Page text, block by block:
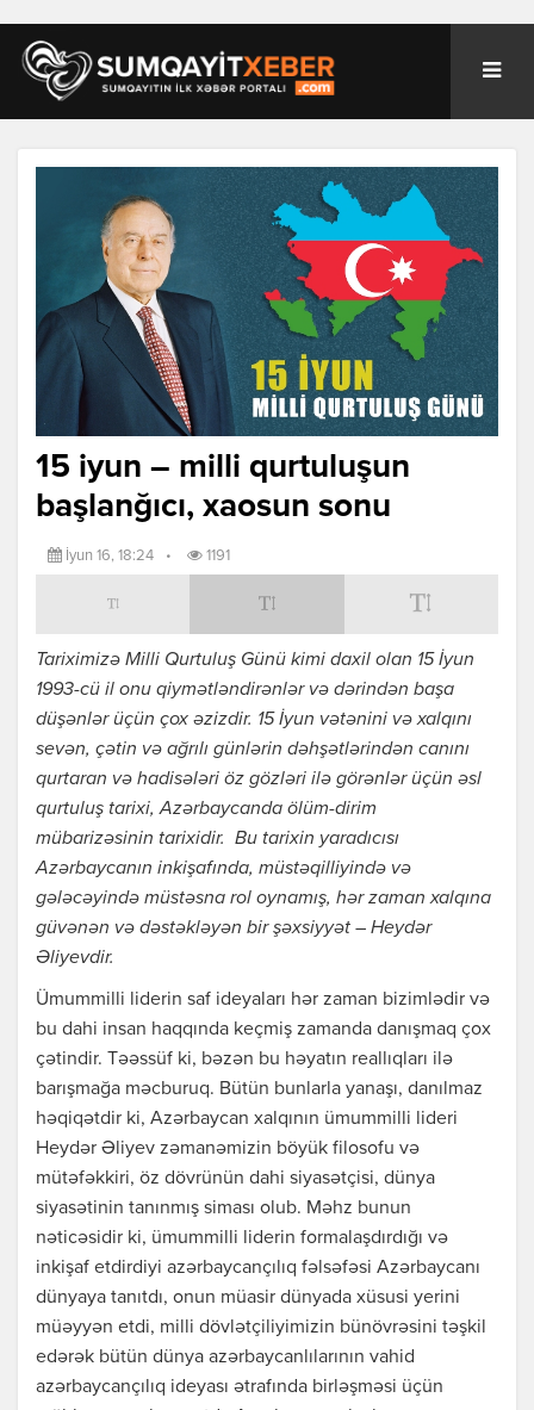
15 iyun – milli qurtuluşun
başlanğıcı, xaosun sonu
İyun 16, 18:24 • 1191
Tariximizə Milli Qurtuluş Günü kimi daxil olan 15 İyun
1993-cü il onu qiymətləndirənlər və dərindən başa
düşənlər üçün çox əzizdir. 15 İyun vətənini və xalqını
sevən, çətin və ağrılı günlərin dəhşətlərindən canını
qurtaran və hadisələri öz gözləri ilə görənlər üçün əsl
qurtuluş tarixi, Azərbaycanda ölüm-dirim
mübarizəsinin tarixidir. Bu tarixin yaradıcısı
Azərbaycanın inkişafında, müstəqilliyində və
gələcəyində müstəsna rol oynamış, hər zaman xalqına
güvənən və dəstəkləyən bir şəxsiyyət – Heydər
Əliyevdir.
Ümummilli liderin saf ideyaları hər zaman bizimlədir və
bu dahi insan haqqında keçmiş zamanda danışmaq çox
çətindir. Təəssüf ki, bəzən bu həyatın reallıqları ilə
barışmağa məcburuq. Bütün bunlarla yanaşı, danılmaz
həqiqətdir ki, Azərbaycan xalqının ümummilli lideri
Heydər Əliyev zəmanəmizin böyük filosofu və
mütəfəkkiri, öz dövrünün dahi siyasətçisi, dünya
siyasətinin tanınmış siması olub. Məhz bunun
nəticəsidir ki, ümummilli liderin formalaşdırdığı və
inkişaf etdirdiyi azərbaycançılıq fəlsəfəsi Azərbaycanı
dünyaya tanıtdı, onun müasir dünyada xüsusi yerini
müəyyən etdi, milli dövlətçiliyimizin bünövrəsini təşkil
edərək bütün dünya azərbaycanlılarının vahid
azərbaycançılıq ideyası ətrafında birləşməsi üçün